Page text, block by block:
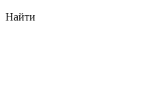
Найти